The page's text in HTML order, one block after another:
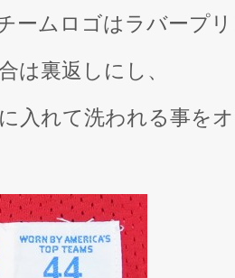
ームロゴはラバープ
は裏返しにし、
入れて洗われる事を